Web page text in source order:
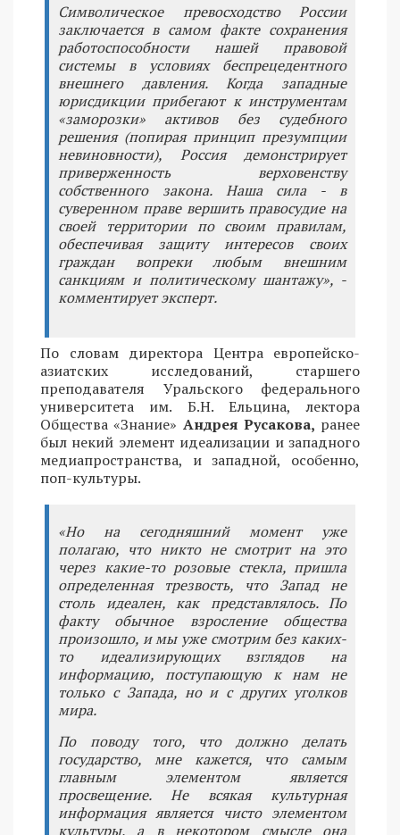
Символическое превосходство России
заключается в самом факте сохранения
работоспособности нашей правовой
системы в условиях беспрецедентного
внешнего давления. Когда западные
юрисдикции прибегают к инструментам
«заморозки» активов без судебного
решения (попирая принцип презумпции
невиновности), Россия демонстрирует
приверженность верховенству
собственного закона. Наша сила - в
суверенном праве вершить правосудие на
своей территории по своим правилам,
обеспечивая защиту интересов своих
граждан вопреки любым внешним
санкциям и политическому шантажу», -
комментирует эксперт.
По словам директора Центра европейско-
азиатских исследований, старшего
преподавателя Уральского федерального
университета им. Б.Н. Ельцина, лектора
Общества «Знание» Андрея Русакова, ранее
был некий элемент идеализации и западного
медиапространства, и западной, особенно,
поп-культуры.
«Но на сегодняшний момент уже
полагаю, что никто не смотрит на это
через какие-то розовые стекла, пришла
определенная трезвость, что Запад не
столь идеален, как представлялось. По
факту обычное взросление общества
произошло, и мы уже смотрим без каких-
то идеализирующих взглядов на
информацию, поступающую к нам не
только с Запада, но и с других уголков
мира.
По поводу того, что должно делать
государство, мне кажется, что самым
главным элементом является
просвещение. Не всякая культурная
информация является чисто элементом
культуры, а в некотором смысле она